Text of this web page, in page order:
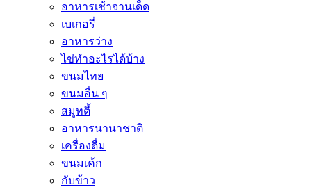
อาหารเช้าจานเด็ด
เบเกอรี่
อาหารว่าง
ไข่ทำอะไรได้บ้าง
ขนมไทย
ขนมอื่น ๆ
สมูทตี้
อาหารนานาชาติ
เครื่องดื่ม
ขนมเค้ก
กับข้าว